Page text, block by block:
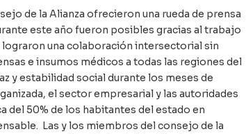
de la Alianza ofrecieron una rueda de prensa
este año fueron posibles gracias al trabajo
una colaboración intersectorial sin
e insumos médicos a todas las regiones del
y estabilidad social durante los meses de
el sector empresarial y las autoridades
del 50% de los habitantes del estado en
Las y los miembros del consejo de la